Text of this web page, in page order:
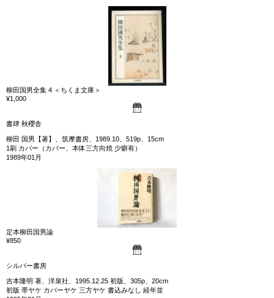
柳田国男全集 4 ＜ちくま文庫＞
¥1,000
書肆 秋櫻舎
柳田 国男【著】、筑摩書房、1989.10、519p、15cm
1刷 カバー（カバー、本体三方向焼 少癖有）
1989年01月
定本柳田国男論
¥850
シルバー書房
吉本隆明 著、洋泉社、1995.12.25 初版、305p、20cm
初版 帯ヤケ カバーヤケ 三方ヤケ 書込みなし 経年並